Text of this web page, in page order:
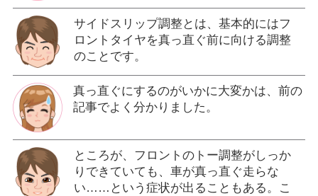
サイドスリップ調整とは、基本的にはフ
ロントタイヤを真っ直ぐ前に向ける調整
のことです。
真っ直ぐにするのがいかに大変かは、前の
記事でよく分かりました。
ところが、フロントのトー調整がしっか
りできていても、車が真っ直ぐ走らな
い……という症状が出ることもある。こ